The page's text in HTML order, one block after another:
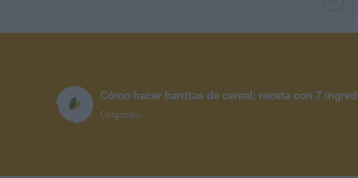
Cómo hacer barritas de cereal: receta con 7
Cargando...